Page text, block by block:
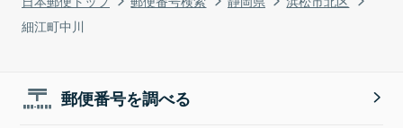
細江町中川
郵便番号を調べる